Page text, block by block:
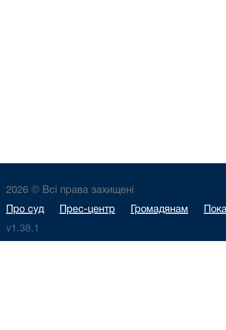
2026 © Всі права захищені
Про суд Прес-центр Громадянам
v1.38.1